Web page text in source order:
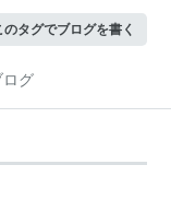
のタグでブログを書く
ログ